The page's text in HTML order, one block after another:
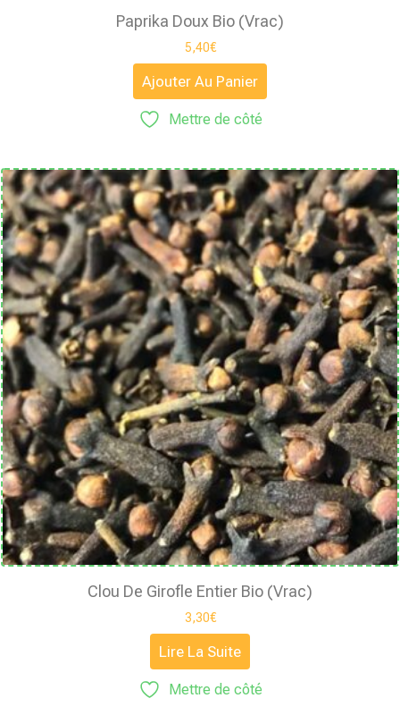
Paprika Doux Bio (vrac)
5,40€
Ajouter Au Panier
Mettre de côté
Clou De Girofle Entier Bio (Vrac)
3,30€
Lire La Suite
Mettre de côté